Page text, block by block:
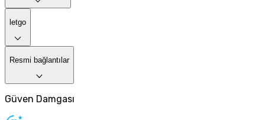
letgo
Resmi bağlantılar
Güven Damgası